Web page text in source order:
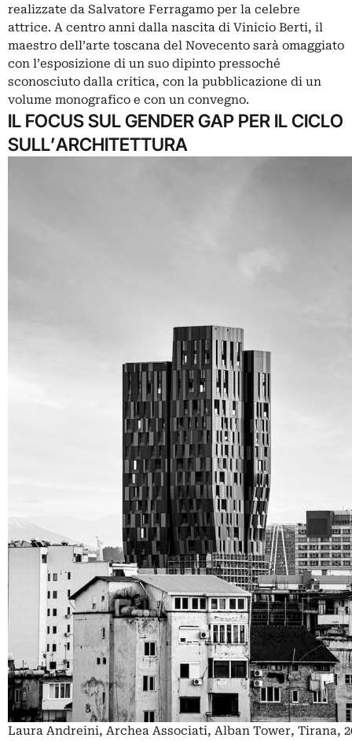
realizzate da Salvatore Ferragamo per la celebre
attrice. A centro anni dalla nascita di Vinicio Berti, il
maestro dell’arte toscana del Novecento sarà omaggiato
con l’esposizione di un suo dipinto pressoché
sconosciuto dalla critica, con la pubblicazione di un
volume monografico e con un convegno.
IL FOCUS SUL GENDER GAP PER IL CICLO
SULL’ARCHITETTURA
Laura Andreini, Archea Associati, Alban Tower, Tirana,